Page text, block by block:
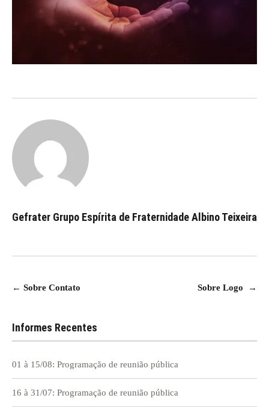
necessitadas.
Gefrater Grupo Espírita de Fraternidade Albino Teixeira
Navegação
Post
← Sobre Contato Sobre Logo →
Informes Recentes
01 à 15/08: Programação de reunião pública
16 à 31/07: Programação de reunião pública